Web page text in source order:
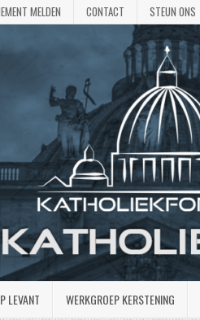
MELDEN CONTACT STEUN ONS
LEVANT WERKGROEP KERSTENING